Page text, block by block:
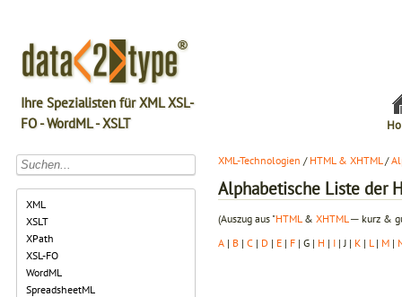
Ihre Spezialisten für XML XSL-
FO - WordML - XSLT
XML
XSLT
XPath
XSL-FO
WordML
SpreadsheetML
XML-Technologien / HTML & XHTML/
Alphabetische Liste der
(Auszug aus "HTML & XHTML ─ kurz &
A | B | C | D | E | F | G | H | I | J | K | L | M |